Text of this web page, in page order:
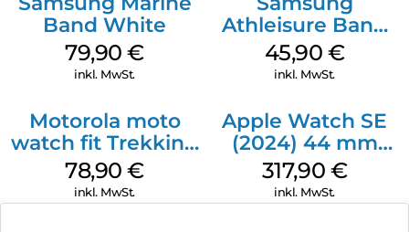
Band White
79,90€
inkl. MwSt.
Athleisure Band
S/M Galaxy
Watch7 Cream
45,90 €
inkl. MwSt.
Motorola moto
watch fit Trekking
Green
78,90€
inkl. MwSt.
Apple Watch SE
(2024) 44 mm
GPS + Cellular
(Sportarmband
Mitternacht M/L)
317,90 €
inkl. MwSt.